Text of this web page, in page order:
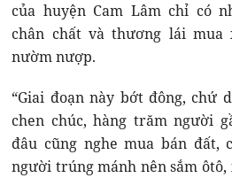
của huyện Cam Lâm chỉ có
chân chất và thương lái
nườm nượp.
“Giai đoạn này bớt đông, chứ
chen chúc, hàng trăm người
đâu cũng nghe mua bán đất,
người trúng mánh nên sắm ôtô,